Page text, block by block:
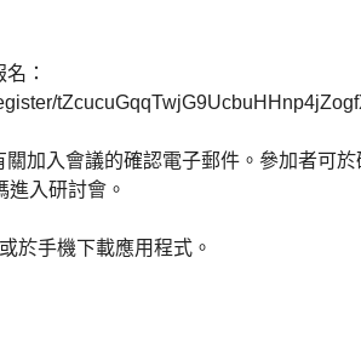
：
加入會議的確認電子郵件。參加者可
入研討會。
於手機下載應用程式。